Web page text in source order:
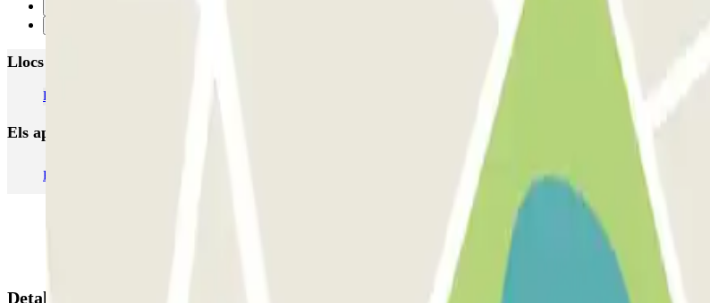
Llocs i esdeveniments interessants a prop de INDIGO Keerdok
Pàrquings a l'Aeroport de Brussel·les-National Zaventem (BRU)
Els aparcaments
Pàrquing a Barcelona Pàrquing T1 AENA Aeropuerto Barcelona-El Prat
Detalls de la reserva